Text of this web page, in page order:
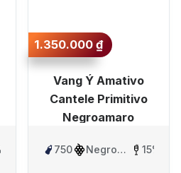
1.350.000₫
Vang Ý Amativo
Cantele Primitivo
Negroamaro
750ml Negroamaro,
15%